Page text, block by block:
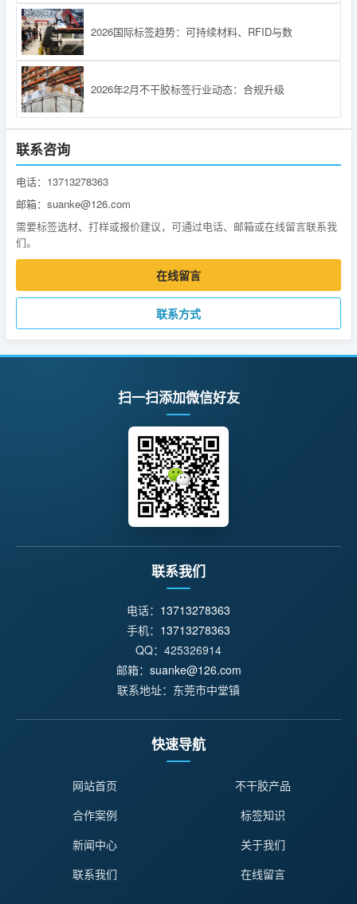
2026国际标签趋势：可持续材料、RFID与数
2026年2月不干胶标签行业动态：合规升级
联系咨询
电话：13713278363
邮箱：suanke@126.com
需要标签选材、打样或报价建议，可通过电话、邮箱或在线留言联系我
们。
在线留言
联系方式
扫一扫添加微信好友
联系我们
电话： 13713278363
手机： 13713278363
QQ：425326914
邮箱： suanke@126.com
联系地址：东莞市中堂镇
快速导航
网站首页
不干胶产品
合作案例
标签知识
新闻中心
关于我们
联系我们
在线留言